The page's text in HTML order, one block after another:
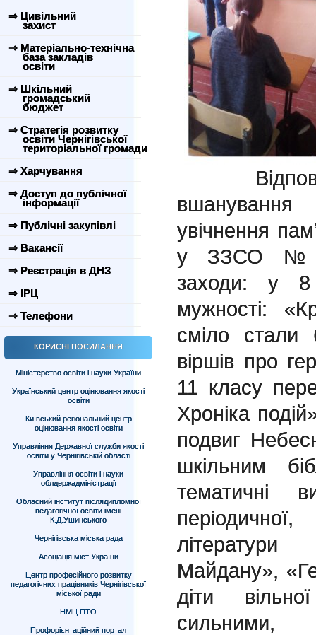
⇒ Цивільний
захист
⇒ Матеріально-технічна
база закладів
освіти
⇒ Шкільний
громадський
бюджет
⇒ Стратегія розвитку
освіти Чернігівської
територіальної громади
⇒ Харчування
⇒ Доступ до публічної
інформації
⇒ Публічні закупівлі
⇒ Вакансії
⇒ Реєстрація в ДНЗ
⇒ ІРЦ
⇒ Телефони
КОРИСНІ ПОСИЛАННЯ
Міністерство освіти і науки України
Український центр оцінювання якості
освіти
Київський регіональний центр
оцінювання якості освіти
Управління Державної служби якості
освіти у Чернігівській області
Управління освіти і науки
облдержадміністрації
Обласний інститут післядипломної
педагогічної освіти імені
К.Д.Ушинського
Чернігівська міська рада
Асоціація міст України
Центр професійного розвитку
педагогічних працівників Чернігівської
міської ради
НМЦ ПТО
Профорієнтаційний портал
вшанування
увічнення
у ЗЗСО №17
заходи: у 8
мужності:
сміло стали
віршів про
11 класу
Хроніка
подвиг
шкільним
тематичні
періодичної,
Майдану»,
діти
сильними,